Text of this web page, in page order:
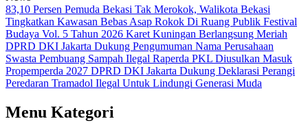
83,10 Persen Pemuda Bekasi Tak Merokok, Walikota Bekasi
Tingkatkan Kawasan Bebas Asap Rokok Di Ruang Publik Festival
Budaya Vol. 5 Tahun 2026 Karet Kuningan Berlangsung Meriah
DPRD DKI Jakarta Dukung Pengumuman Nama Perusahaan
Swasta Pembuang Sampah Ilegal Raperda PKL Diusulkan Masuk
Propemperda 2027 DPRD DKI Jakarta Dukung Deklarasi Perangi
Peredaran Tramadol Ilegal Untuk Lindungi Generasi Muda
Menu Kategori